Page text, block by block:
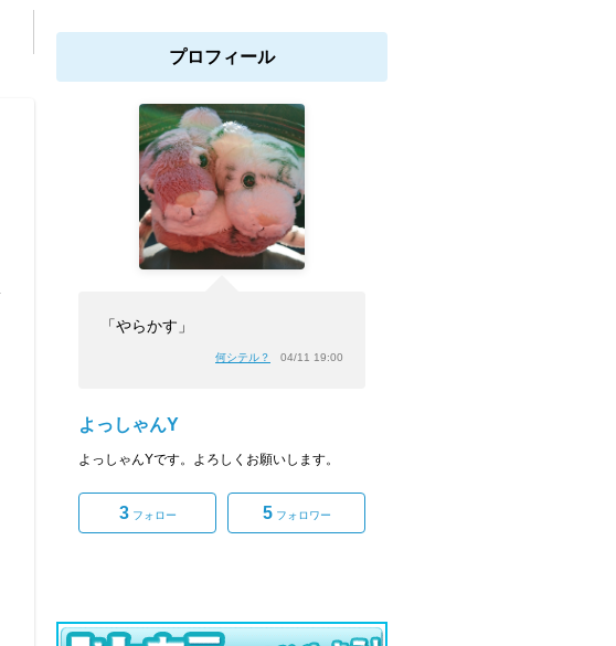
プロフィール
「やらかす」
何シテル？ 04/11 19:00
よっしゃんY
よっしゃんYです。よろしくお願いします。
3フォロー 5フォロワー